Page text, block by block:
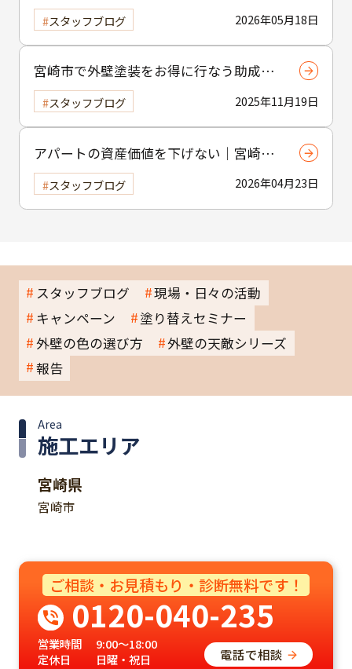
えの方へ｜小工事・雨樋交換だけでも大
歓迎！
2026年05月18日
スタッフブログ
宮崎市で外壁塗装をお得に行なう助成金
制度の活用方法
2025年11月19日
スタッフブログ
アパートの資産価値を下げない｜宮崎市
の賃貸物件塗装のポイント
2026年04月23日
スタッフブログ
スタッフブログ
現場・日々の活動
キャンペーン
塗り替えセミナー
外壁の色の選び方
外壁の天敵シリーズ
報告
施工エリア
Area
宮崎県
宮崎市
ご相談・お見積もり・診断無料です！
0120-040-235
営業時間
9:00～18:00
定休日
日曜・祝日 電話で相談